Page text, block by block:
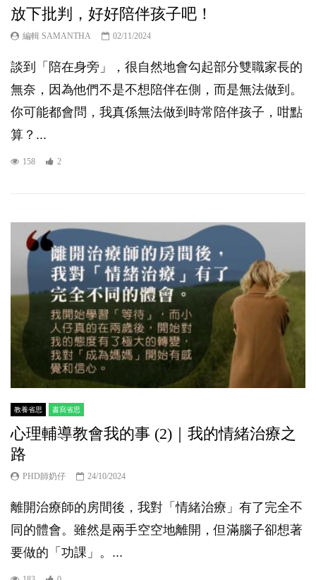
放下批判，好好陪伴孩子吧！
編輯 SAMANTHA 02/11/2024
談到「陪在身旁」，很自然地會勾起部分雙職家長的
無奈，因為他們不是不想陪伴在側，而是無法做到。
你可能都會問，我真係無法做到時常陪伴孩子，咁點
算？...
158 2
教養省思 書寫省思
心理輔導教會我的事 (2)｜我的情緒治療之
路
PHD師奶仔 24/10/2024
離開治療師的房間後，我對「情緒治療」有了完全不
同的體會。雖然是兩手空空地離開，但滿腦子卻想著
要做的「功課」。...